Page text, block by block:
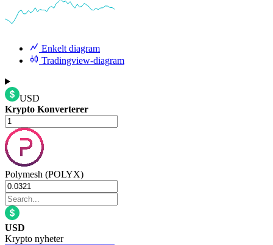
Enkelt diagram
Tradingview-diagram
USD
Krypto Konverterer
Polymesh (POLYX)
USD
Krypto nyheter